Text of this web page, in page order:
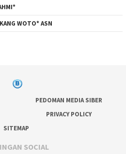
WOTO* ASN
PEDOMAN MEDIA SIBER
PRIVACY POLICY
SITEMAP
SOCIAL